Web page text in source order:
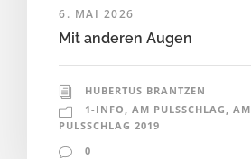
6. MAI 2026
Mit anderen Augen
HUBERTUS BRANTZEN
1-INFO , AM PULSSCHLAG , AM
PULSSCHLAG 2019
0